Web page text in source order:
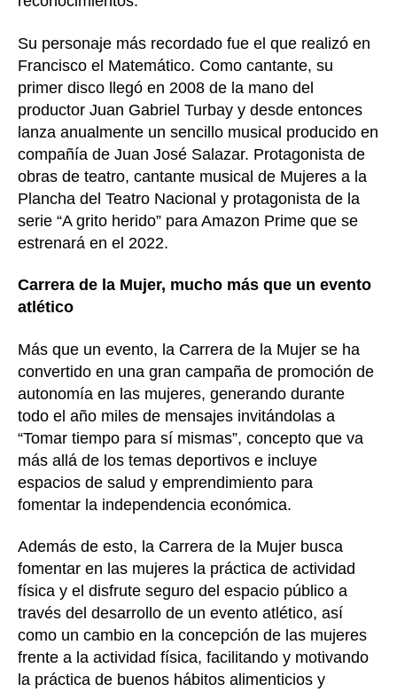
Su personaje más recordado fue el que realizó en
Francisco el Matemático. Como cantante, su
primer disco llegó en 2008 de la mano del
productor Juan Gabriel Turbay y desde entonces
lanza anualmente un sencillo musical producido en
compañía de Juan José Salazar. Protagonista de
obras de teatro, cantante musical de Mujeres a la
Plancha del Teatro Nacional y protagonista de la
serie “A grito herido” para Amazon Prime que se
estrenará en el 2022.
Carrera de la Mujer, mucho más que un evento
atlético
Más que un evento, la Carrera de la Mujer se ha
convertido en una gran campaña de promoción de
autonomía en las mujeres, generando durante
todo el año miles de mensajes invitándolas a
“Tomar tiempo para sí mismas”, concepto que va
más allá de los temas deportivos e incluye
espacios de salud y emprendimiento para
fomentar la independencia económica.
Además de esto, la Carrera de la Mujer busca
fomentar en las mujeres la práctica de actividad
física y el disfrute seguro del espacio público a
través del desarrollo de un evento atlético, así
como un cambio en la concepción de las mujeres
frente a la actividad física, facilitando y motivando
la práctica de buenos hábitos alimenticios y